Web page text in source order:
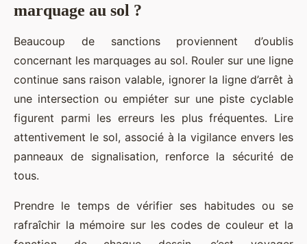
marquage au sol ?
Beaucoup de sanctions proviennent d’oublis
concernant les marquages au sol. Rouler sur une ligne
continue sans raison valable, ignorer la ligne d’arrêt à
une intersection ou empiéter sur une piste cyclable
figurent parmi les erreurs les plus fréquentes. Lire
attentivement le sol, associé à la vigilance envers les
panneaux de signalisation, renforce la sécurité de
tous.
Prendre le temps de vérifier ses habitudes ou se
rafraîchir la mémoire sur les codes de couleur et la